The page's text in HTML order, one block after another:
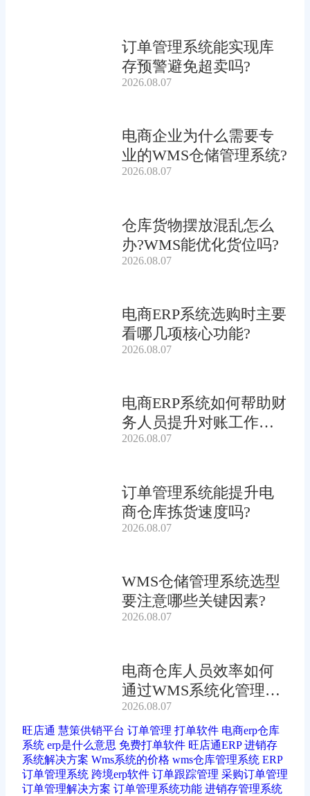
订单管理系统能实现库
存预警避免超卖吗?
2026.08.07
电商企业为什么需要专
业的WMS仓储管理系统?
2026.08.07
仓库货物摆放混乱怎么
办?WMS能优化货位吗?
2026.08.07
电商ERP系统选购时主要
看哪几项核心功能?
2026.08.07
电商ERP系统如何帮助财
务人员提升对账工作效
率?
2026.08.07
订单管理系统能提升电
商仓库拣货速度吗?
2026.08.07
WMS仓储管理系统选型
要注意哪些关键因素?
2026.08.07
电商仓库人员效率如何
通过WMS系统化管理提
升?
2026.08.07
旺店通 慧策供销平台 订单管理 打单软件 电商erp仓库
系统 erp是什么意思 免费打单软件 旺店通ERP 进销存
系统解决方案 Wms系统的价格 wms仓库管理系统 ERP
订单管理系统 跨境erp软件 订单跟踪管理 采购订单管理
订单管理解决方案 订单管理系统功能 进销存管理系统